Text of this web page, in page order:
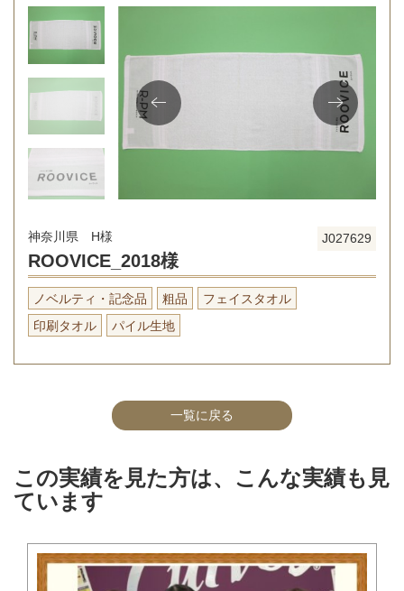
J027629
神奈川県 H様
ROOVICE_2018様
ノベルティ・記念品 粗品
フェイスタオル
印刷タオル
パイル生地
一覧に戻る
この実績を見た方は、こんな実績も見
ています